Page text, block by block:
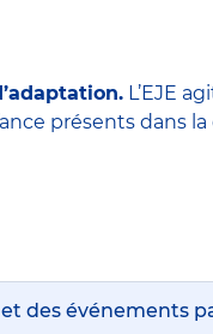
L’EJE
présents dans la
des événements